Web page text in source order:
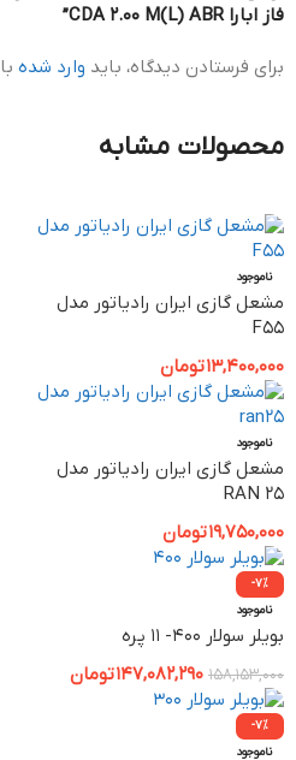
فاز ابارا CDA 2.00 M(L) ABR”
برای فرستادن دیدگاه، باید وارد شده
محصولات مشابه
ناموجود
مشعل گازی ایران رادیاتور مدل
F55
13,400,000تومان
ناموجود
مشعل گازی ایران رادیاتور مدل
RAN 25
19,750,000تومان
-7%
ناموجود
بویلر سولار 400- 11 پره
158,153,000
147,082,290تومان
-7%
ناموجود